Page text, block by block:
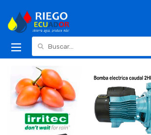
Buscar: